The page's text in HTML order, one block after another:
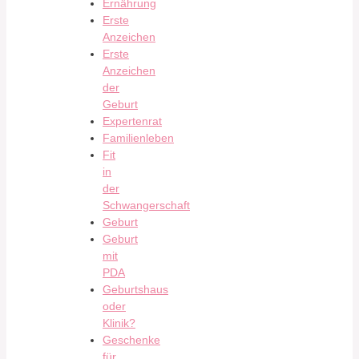
Ernährung
Erste
Anzeichen
Erste
Anzeichen
der
Geburt
Expertenrat
Familienleben
Fit
in
der
Schwangerschaft
Geburt
Geburt
mit
PDA
Geburtshaus
oder
Klinik?
Geschenke